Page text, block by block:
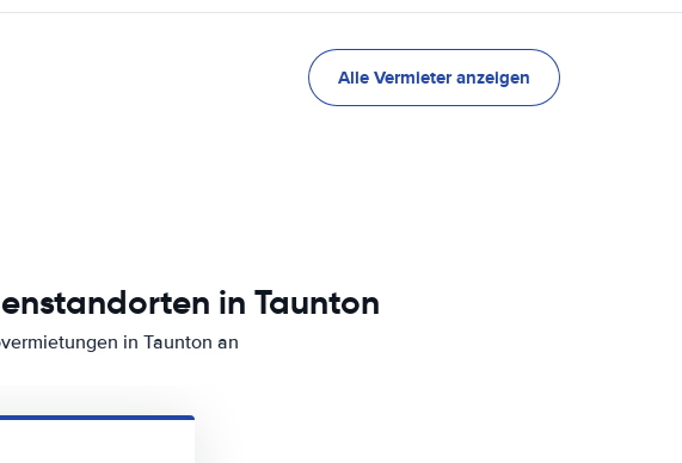
Alle Vermieter anzeigen
in Taunton
in Taunton an